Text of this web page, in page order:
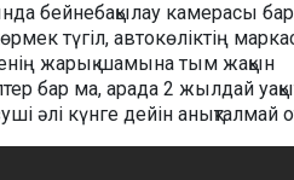
бейнебақылау камерасы
түгіл, автокөліктің
жарық шамына тым жақын
бар ма, арада 2 жылдай
әлі күнге дейін анықталмай